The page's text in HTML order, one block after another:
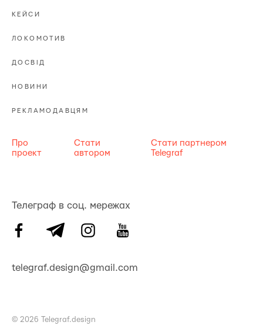
КЕЙСИ
ЛОКОМОТИВ
ДОСВІД
НОВИНИ
РЕКЛАМОДАВЦЯМ
Про
проект
Стати
автором
Стати партнером
Telegraf
Телеграф в соц. мережах
telegraf.design@gmail.com
© 2026 Telegraf.design